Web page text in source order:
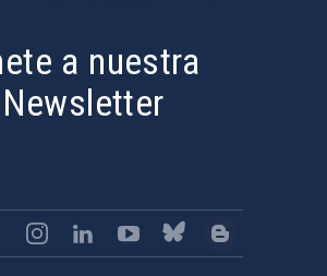
a nuestra
Newsletter